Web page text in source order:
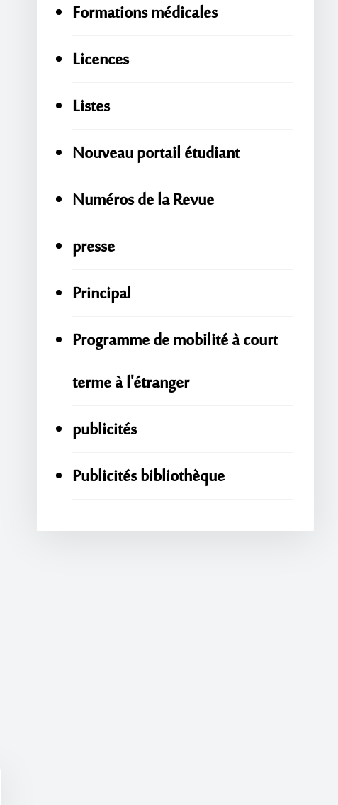
Formations médicales
Licences
Listes
Nouveau portail étudiant
Numéros de la Revue
presse
Principal
Programme de mobilité à court
terme à l'étranger
publicités
Publicités bibliothèque